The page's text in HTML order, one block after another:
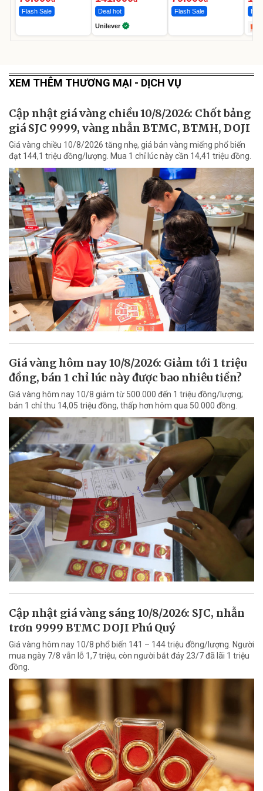
Flash Sale Deal hot
Unilever
Flash Sale Hot
XEM THÊM THƯƠNG MẠI - DỊCH VỤ
Cập nhật giá vàng chiều 10/8/2026: Chốt bảng
giá SJC 9999, vàng nhẫn BTMC, BTMH, DOJI
Giá vàng chiều 10/8/2026 tăng nhẹ, giá bán vàng miếng phổ biến
đạt 144,1 triệu đồng/lượng. Mua 1 chỉ lúc này cần 14,41 triệu đồng.
Giá vàng hôm nay 10/8/2026: Giảm tới 1 triệu
đồng, bán 1 chỉ lúc này được bao nhiêu tiền?
Giá vàng hôm nay 10/8 giảm từ 500.000 đến 1 triệu đồng/lượng;
bán 1 chỉ thu 14,05 triệu đồng, thấp hơn hôm qua 50.000 đồng.
Cập nhật giá vàng sáng 10/8/2026: SJC, nhẫn
trơn 9999 BTMC DOJI Phú Quý
Giá vàng hôm nay 10/8 phổ biến 141 – 144 triệu đồng/lượng. Người
mua ngày 7/8 vẫn lỗ 1,7 triệu, còn người bắt đáy 23/7 đã lãi 1 triệu
đồng.